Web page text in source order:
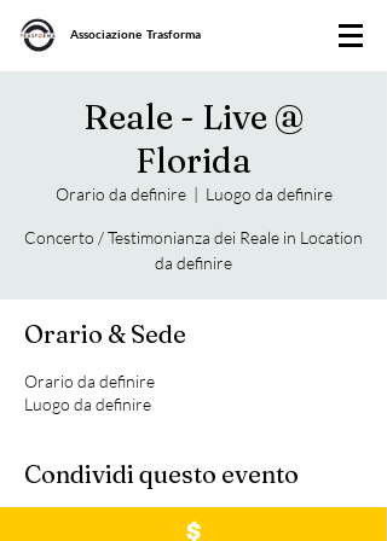
Associazione Trasforma
Reale - Live @
Florida
Orario da definire
  |
Luogo da definire
Concerto / Testimonianza dei Reale in Location
da definire
Orario & Sede
Orario da definire
Luogo da definire
Condividi questo evento